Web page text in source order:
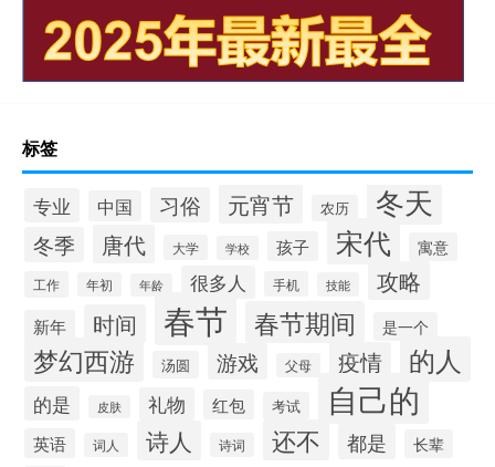
标签
专业 中国 习俗 元宵节 农历 冬天
冬季 唐代 大学 学校 孩子 宋代 寓意
工作 年初 年龄 很多人 手机 技能 攻略
新年 时间 春节 春节期间 是一个
梦幻西游 汤圆 游戏 父母 疫情 的人
的是 皮肤 礼物 红包 考试 自己的
英语 词人 诗人 诗词 还不 都是 长辈